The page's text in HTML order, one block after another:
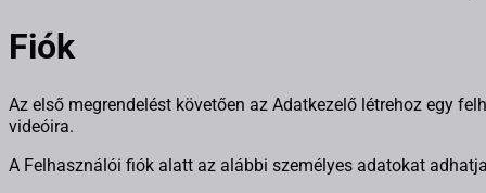
Fiók
Az első megrendelést követően az Adatkezelő létrehoz egy
videóira.
A Felhasználói fiók alatt az alábbi személyes adatokat